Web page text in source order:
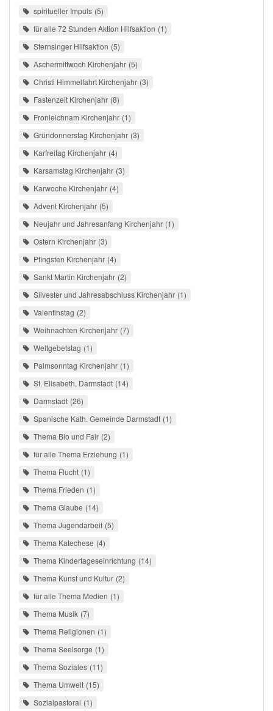
spiritueller Impuls 5
für alle 72 Stunden Aktion Hilfsaktion 1
Sternsinger Hilfsaktion 5
Aschermittwoch Kirchenjahr 5
Christi Himmelfahrt Kirchenjahr 3
Fastenzeit Kirchenjahr 8
Fronleichnam Kirchenjahr 1
Gründonnerstag Kirchenjahr 3
Karfreitag Kirchenjahr 4
Karsamstag Kirchenjahr 3
Karwoche Kirchenjahr 4
Advent Kirchenjahr 5
Neujahr und Jahresanfang Kirchenjahr 1
Ostern Kirchenjahr 3
Pfingsten Kirchenjahr 4
Sankt Martin Kirchenjahr 2
Silvester und Jahresabschluss Kirchenjahr 1
Valentinstag 2
Weihnachten Kirchenjahr 7
Weltgebetstag 1
Palmsonntag Kirchenjahr 1
St. Elisabeth, Darmstadt 14
Darmstadt 26
Spanische Kath. Gemeinde Darmstadt 1
Thema Bio und Fair 2
für alle Thema Erziehung 1
Thema Flucht 1
Thema Frieden 1
Thema Glaube 14
Thema Jugendarbeit 5
Thema Katechese 4
Thema Kindertageseinrichtung 14
Thema Kunst und Kultur 2
für alle Thema Medien 1
Thema Musik 7
Thema Religionen 1
Thema Seelsorge 1
Thema Soziales 11
Thema Umwelt 15
Sozialpastoral 1